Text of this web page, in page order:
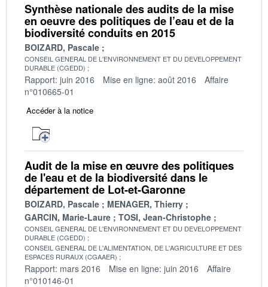
Synthèse nationale des audits de la mise
en oeuvre des politiques de l’eau et de la
biodiversité conduits en 2015
BOIZARD, Pascale
CONSEIL GENERAL DE L'ENVIRONNEMENT ET DU DEVELOPPEMENT
DURABLE (CGEDD)
Rapport: juin 2016 Mise en ligne: août 2016
Affaire
n°010665-01
Accéder à la notice
Audit de la mise en œuvre des politiques
de l'eau et de la biodiversité dans le
département de Lot-et-Garonne
BOIZARD, Pascale
MENAGER, Thierry
GARCIN, Marie-Laure
TOSI, Jean-Christophe
CONSEIL GENERAL DE L'ENVIRONNEMENT ET DU DEVELOPPEMENT
DURABLE (CGEDD)
CONSEIL GENERAL DE L'ALIMENTATION, DE L'AGRICULTURE ET DES
ESPACES RURAUX (CGAAER)
Rapport: mars 2016 Mise en ligne: juin 2016
Affaire
n°010146-01